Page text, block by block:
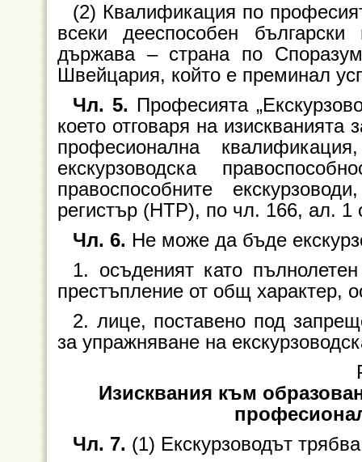
(2) Квалификация по
всеки дееспособен
държава – страна по
Швейцария, който е преминал
Чл. 5. Професията
което отговаря на изискванията
професионална
екскурзоводска
правоспособните
регистър (НТР), по чл. 166, ал. 1
Чл. 6. Не може да бъде
1. осъденият като
престъпление от общ характер,
2. лице, поставено под
за упражняване на
Изисквания към
Чл. 7. (1) Екскурзоводът